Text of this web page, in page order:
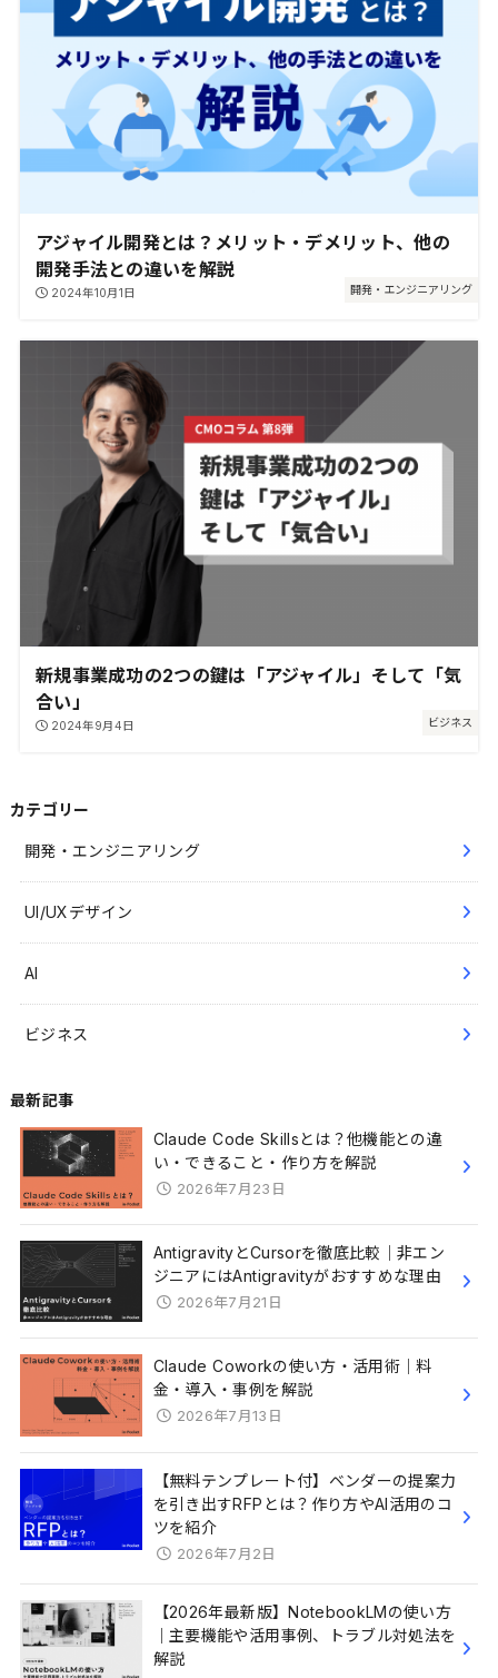
開発・エンジニアリング
アジャイル開発とは？メリット・デメリット、他の
開発手法との違いを解説
2024年10月1日
ビジネス
新規事業成功の2つの鍵は「アジャイル」そして「気
合い」
2024年9月4日
カテゴリー
開発・エンジニアリング
UI/UXデザイン
AI
ビジネス
最新記事
Claude Code Skillsとは？他機能との違
い・できること・作り方を解説
2026年7月23日
AntigravityとCursorを徹底比較｜非エン
ジニアにはAntigravityがおすすめな理由
2026年7月21日
Claude Coworkの使い方・活用術｜料
金・導入・事例を解説
2026年7月13日
【無料テンプレート付】ベンダーの提案力
を引き出すRFPとは？作り方やAI活用のコ
ツを紹介
2026年7月2日
【2026年最新版】NotebookLMの使い方
｜主要機能や活用事例、トラブル対処法を
解説